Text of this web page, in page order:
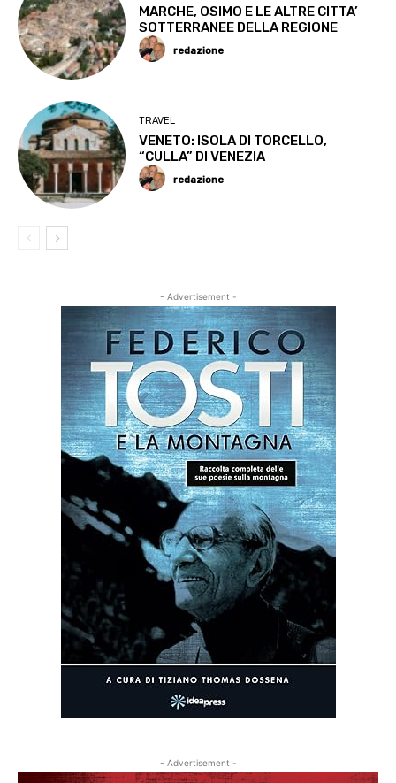
MARCHE, OSIMO E LE ALTRE CITTA’
SOTTERRANEE DELLA REGIONE
redazione
TRAVEL
VENETO: ISOLA DI TORCELLO,
“CULLA” DI VENEZIA
redazione
- Advertisement -
- Advertisement -